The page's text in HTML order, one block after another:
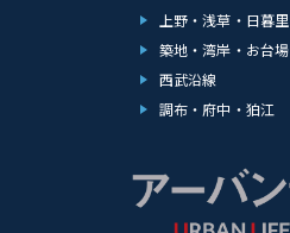
上野・浅草・日暮里
築地・湾岸・お台場
西武沿線
調布・府中・狛江